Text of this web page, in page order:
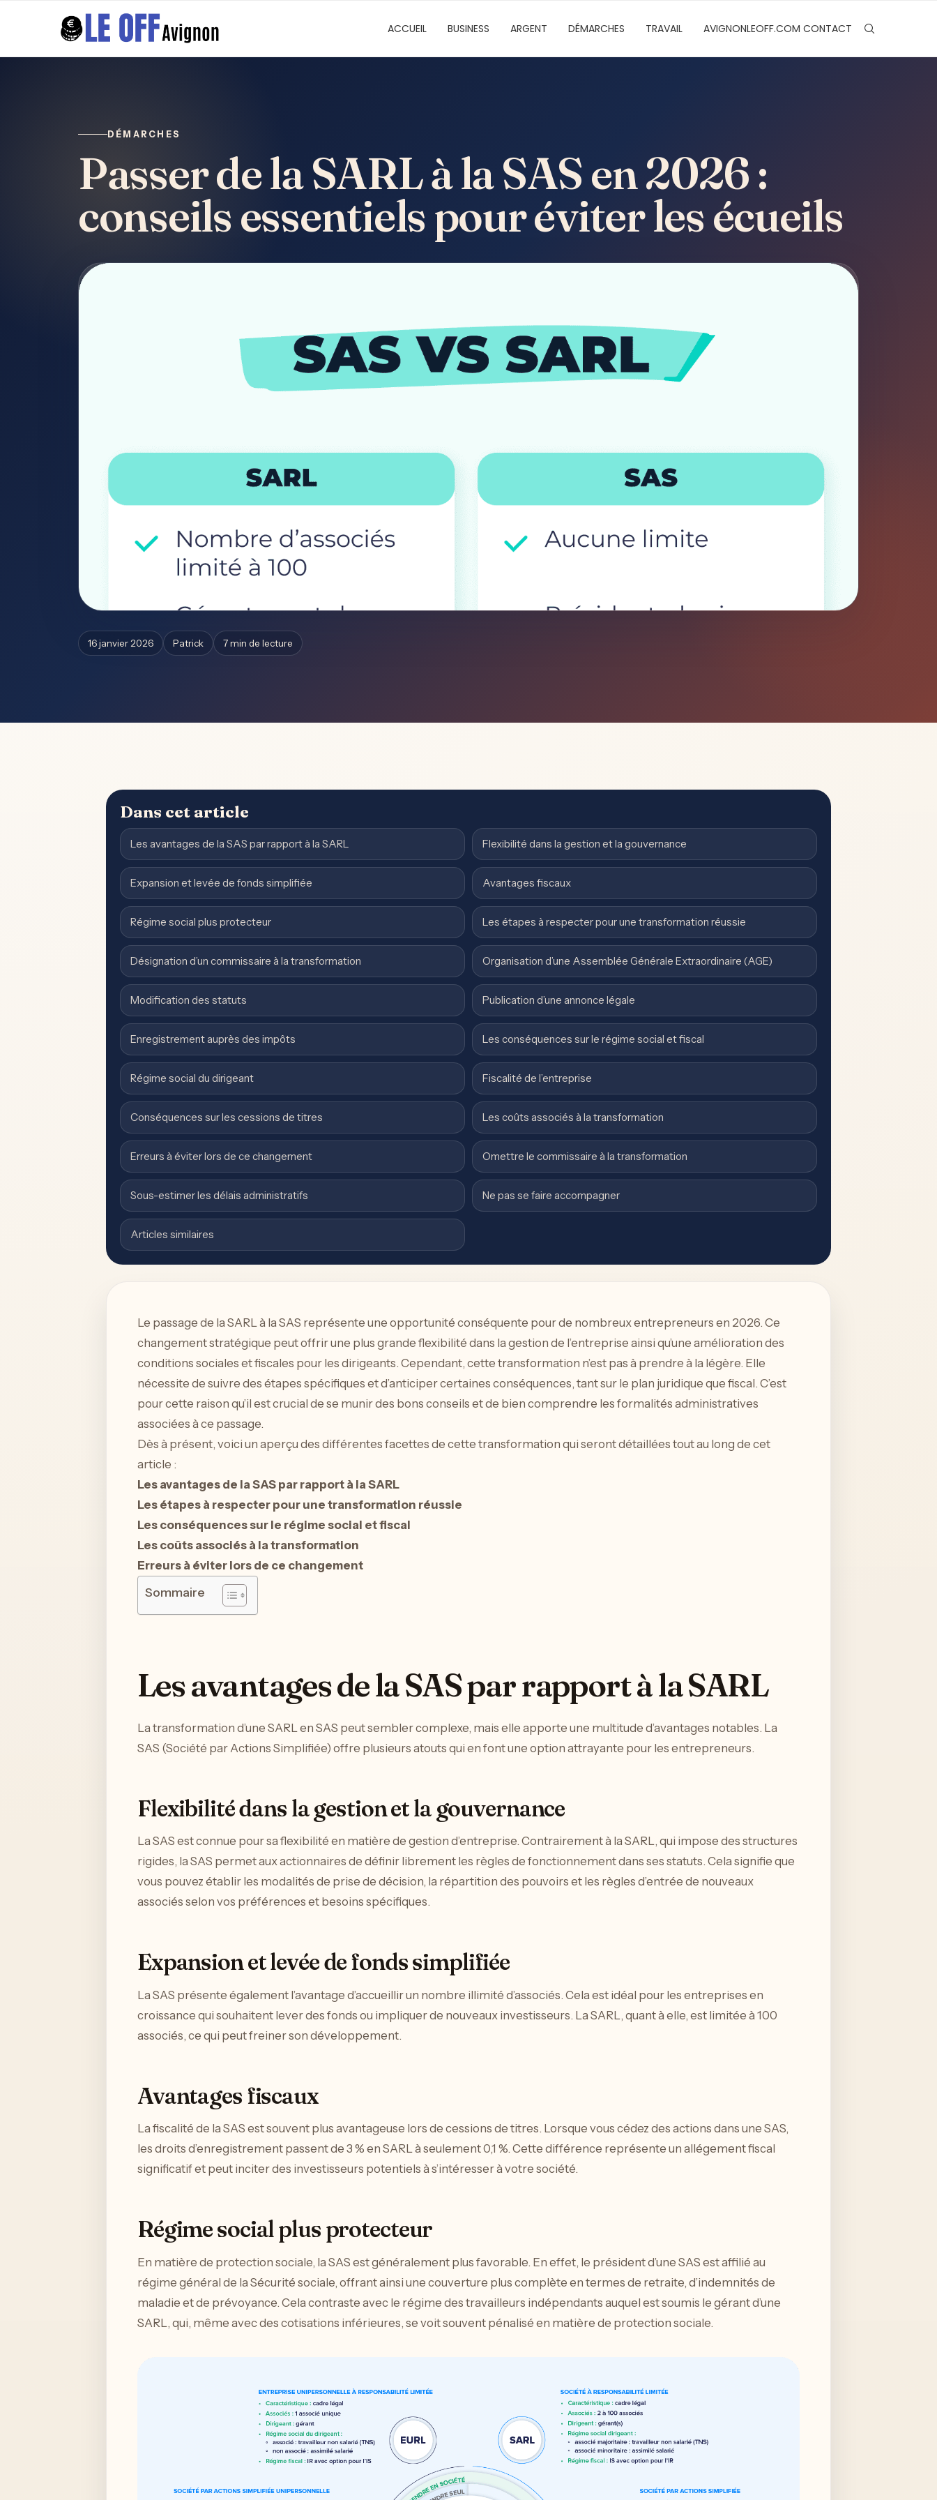
ACCUEIL BUSINESS ARGENT DÉMARCHES TRAVAIL AVIGNONLEOFF.COM CONTACT
DÉMARCHES
Passer de la SARL à la SAS en 2026 :
conseils essentiels pour éviter les écueils
16 janvier 2026 Patrick 7 min de lecture
Dans cet article
Les avantages de la SAS par rapport à la SARL Flexibilité dans la gestion et la gouvernance
Expansion et levée de fonds simplifiée Avantages fiscaux
Régime social plus protecteur Les étapes à respecter pour une transformation réussie
Désignation d’un commissaire à la transformation Organisation d’une Assemblée Générale Extraordinaire (AGE)
Modification des statuts Publication d’une annonce légale
Enregistrement auprès des impôts Les conséquences sur le régime social et fiscal
Régime social du dirigeant Fiscalité de l’entreprise
Conséquences sur les cessions de titres Les coûts associés à la transformation
Erreurs à éviter lors de ce changement Omettre le commissaire à la transformation
Sous-estimer les délais administratifs Ne pas se faire accompagner
Articles similaires
Le passage de la SARL à la SAS représente une opportunité conséquente pour de nombreux entrepreneurs en 2026. Ce
changement stratégique peut offrir une plus grande flexibilité dans la gestion de l’entreprise ainsi qu’une amélioration des
conditions sociales et fiscales pour les dirigeants. Cependant, cette transformation n’est pas à prendre à la légère. Elle
nécessite de suivre des étapes spécifiques et d’anticiper certaines conséquences, tant sur le plan juridique que fiscal. C’est
pour cette raison qu’il est crucial de se munir des bons conseils et de bien comprendre les formalités administratives
associées à ce passage.
Dès à présent, voici un aperçu des différentes facettes de cette transformation qui seront détaillées tout au long de cet
article :
Les avantages de la SAS par rapport à la SARL
Les étapes à respecter pour une transformation réussie
Les conséquences sur le régime social et fiscal
Les coûts associés à la transformation
Erreurs à éviter lors de ce changement
Sommaire
Les avantages de la SAS par rapport à la SARL
La transformation d’une SARL en SAS peut sembler complexe, mais elle apporte une multitude d’avantages notables. La
SAS (Société par Actions Simplifiée) offre plusieurs atouts qui en font une option attrayante pour les entrepreneurs.
Flexibilité dans la gestion et la gouvernance
La SAS est connue pour sa flexibilité en matière de gestion d’entreprise. Contrairement à la SARL, qui impose des structures
rigides, la SAS permet aux actionnaires de définir librement les règles de fonctionnement dans ses statuts. Cela signifie que
vous pouvez établir les modalités de prise de décision, la répartition des pouvoirs et les règles d’entrée de nouveaux
associés selon vos préférences et besoins spécifiques.
Expansion et levée de fonds simplifiée
La SAS présente également l’avantage d’accueillir un nombre illimité d’associés. Cela est idéal pour les entreprises en
croissance qui souhaitent lever des fonds ou impliquer de nouveaux investisseurs. La SARL, quant à elle, est limitée à 100
associés, ce qui peut freiner son développement.
Avantages fiscaux
La fiscalité de la SAS est souvent plus avantageuse lors de cessions de titres. Lorsque vous cédez des actions dans une SAS,
les droits d’enregistrement passent de 3 % en SARL à seulement 0,1 %. Cette différence représente un allégement fiscal
significatif et peut inciter des investisseurs potentiels à s’intéresser à votre société.
Régime social plus protecteur
En matière de protection sociale, la SAS est généralement plus favorable. En effet, le président d’une SAS est affilié au
régime général de la Sécurité sociale, offrant ainsi une couverture plus complète en termes de retraite, d’indemnités de
maladie et de prévoyance. Cela contraste avec le régime des travailleurs indépendants auquel est soumis le gérant d’une
SARL, qui, même avec des cotisations inférieures, se voit souvent pénalisé en matière de protection sociale.